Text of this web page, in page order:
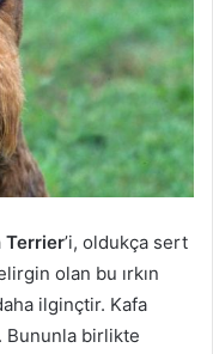
Terrier’i, oldukça sert
olan bu ırkın
ilginçtir. Kafa
Bununla birlikte